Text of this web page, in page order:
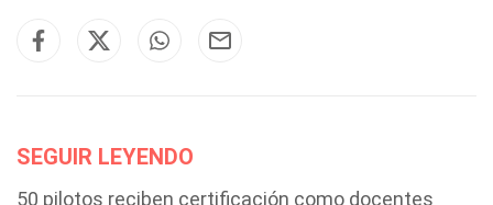
SEGUIR LEYENDO
50 pilotos reciben certificación como docentes